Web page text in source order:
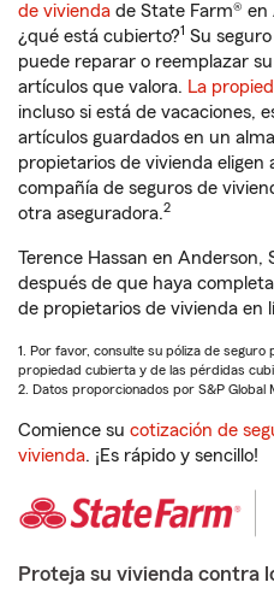
de vivienda de State Farm® en
¿qué está cubierto?1 Su
puede reparar o reemplazar
artículos que valora. La
incluso si está de vacaciones,
artículos guardados en un
propietarios de vivienda eligen
compañía de seguros de
otra aseguradora.2
Terence Hassan en Anderson,
después de que haya
de propietarios de vivienda en
1. Por favor, consulte su póliza de
propiedad cubierta y de las pérdidas
2. Datos proporcionados por S&P Global
Comience su cotización de
vivienda. ¡Es rápido y sencillo!
Proteja su vivienda contra